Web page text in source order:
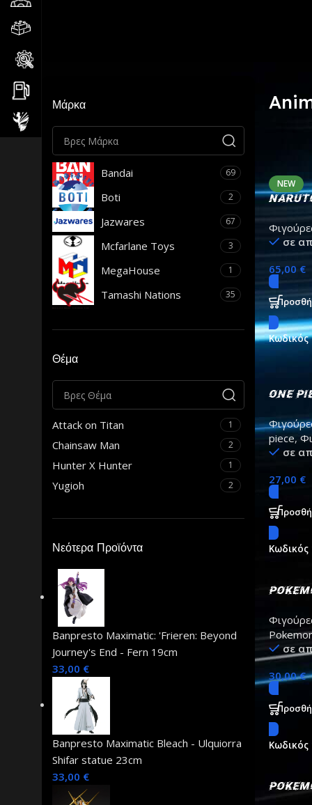
Μάρκα
Bandai 69
Boti 2
Jazwares 67
Mcfarlane Toys 3
MegaHouse 1
Tamashi Nations 35
Θέμα
Attack on Titan 1
Chainsaw Man 2
Hunter X Hunter 1
Yugioh 2
Νεότερα Προϊόντα
Banpresto Maximatic: 'Frieren: Beyond
Journey's End - Fern 19cm
33,00 €
Banpresto Maximatic Bleach - Ulquiorra
Shifar statue 23cm
33,00 €
NEW
Power
σε
65,00 €
One
piece,
σε
27,00 €
Κωδικός
σε
30,00€
Κωδικός